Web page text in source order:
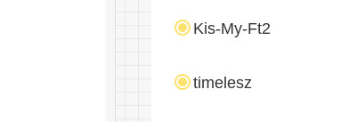
Kis-My-Ft2
timelesz